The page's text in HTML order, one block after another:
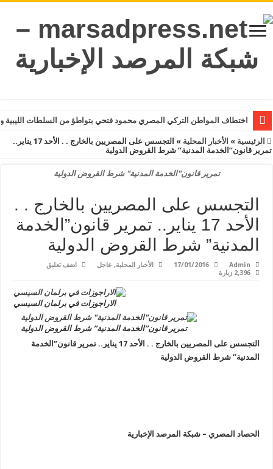
اختطاف المواطن التركي المصري محمود فتحي بتواطؤ من السلطات
الرئيسية » الأخبار المحلية »
التجسس على المصريين بالخارج . . الأحد 17 يناير..
تمرير قانون”الخدمة المدنية” شرط القروض الدولية
تمرير قانون"الخدمة المدنية" شرط القروض الدولية
التجسس على المصريين بالخارج . .
الأحد 17 يناير.. تمرير قانون”الخدمة
المدنية” شرط القروض الدولية
Admin
17/01/2016 الأخبار المحلية, عاجل
اضف تعليق
2,396 زيارة
الاراجوزات في برلمان السيسي
تمرير قانون”الخدمة المدنية” شرط القروض الدولية
التجسس على المصريين بالخارج . . الأحد 17 يناير.. تمرير قانون”الخدمة
المدنية” شرط القروض الدولية
الحصاد المصري – شبكة المرصد الإخبارية